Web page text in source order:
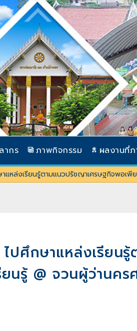
ากร ภาพกิจกรรม ผลงานที่ภ
แหล่งเรียนรู้ตามแนวปรัชญาเศรษฐกิจพอเ
ปศึกษาแหล่งเรียน
รู้ @ จวนผู้ว่านครศ